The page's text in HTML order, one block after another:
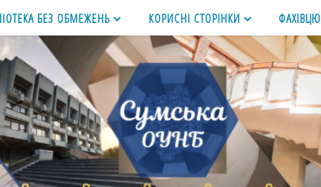
БЕЗ ОБМЕЖЕНЬ КОРИСНІ СТОРІНКИ ФАХІВЦЮ